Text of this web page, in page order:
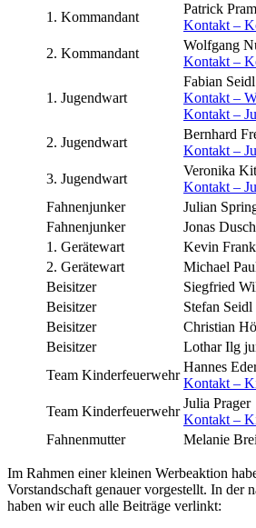
1. Kommandant
Patrick
Kontakt –
2. Kommandant
Wolfgang
Kontakt –
1. Jugendwart
Fabian Seidl
Kontakt –
Kontakt –
2. Jugendwart
Bernhard
Kontakt –
3. Jugendwart
Veronika
Kontakt –
Fahnenjunker
Julian
Fahnenjunker
Jonas
1. Gerätewart
Kevin Frank
2. Gerätewart
Michael
Beisitzer
Siegfried
Beisitzer
Stefan Seidl
Beisitzer
Christian
Beisitzer
Lothar Ilg
Team Kinderfeuerwehr
Hannes
Kontakt –
Team Kinderfeuerwehr
Julia Prager
Kontakt –
Fahnenmutter
Melanie
Im Rahmen einer kleinen Werbeaktion
Vorstandschaft genauer vorgestellt. In der
haben wir euch alle Beiträge verlinkt: